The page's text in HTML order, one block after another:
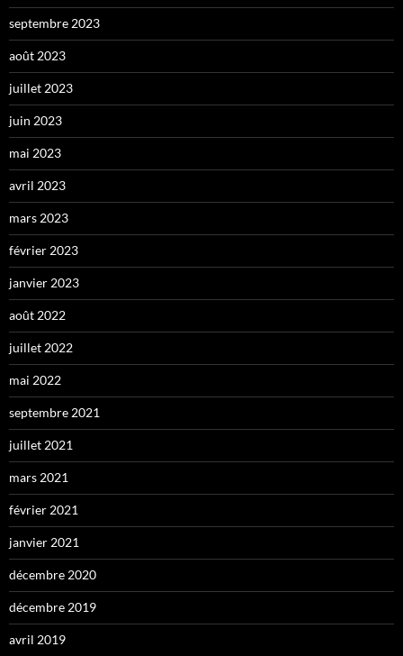
septembre 2023
août 2023
juillet 2023
juin 2023
mai 2023
avril 2023
mars 2023
février 2023
janvier 2023
août 2022
juillet 2022
mai 2022
septembre 2021
juillet 2021
mars 2021
février 2021
janvier 2021
décembre 2020
décembre 2019
avril 2019